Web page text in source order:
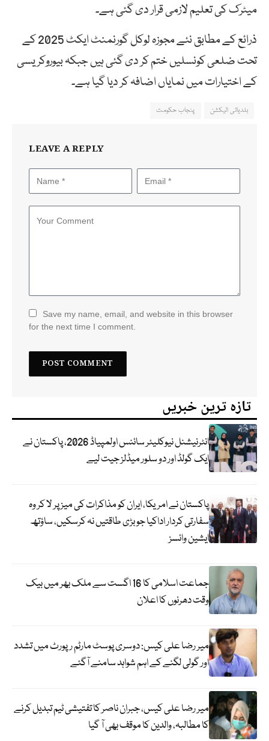
میٹرک کی تعلیم لازمی قرار دی گئی ہے۔
ذرائع کے مطابق نئے مجوزہ لوکل گورنمنٹ ایکٹ 2025 کے
تحت ضلعی کونسلیں ختم کر دی گئی ہیں جبکہ بیوروکریسی
کے اختیارات میں نمایاں اضافہ کر دیا گیا ہے۔
بلدیاتی الیکشن پنجاب حکومت
LEAVE A REPLY
Save my name, email, and website in this browser
for the next time I comment.
تازہ ترین خبریں
انٹرنیشنل نیوکلیئر سائنس اولمپیاڈ 2026، پاکستان نے
ایک گولڈ اور دو سلور میڈلز جیت لیے
پاکستان نے امریکا، ایران کو مذاکرات کی میز پر لا کر وہ
سفارتی کردار اداکیا جو بڑی طاقتیں نہ کرسکیں، ساؤتھ
ایشین وائسز
جماعت اسلامی کا 16 اگست سے ملک بھر میں بیک
وقت دھرنوں کا اعلان
میر رضا علی کیس: دوسری پوسٹ مارٹم رپورٹ میں تشدد
اور گولی لگنے کے اہم شواہد سامنے آگئے
میر رضا علی کیس، جبران ناصر کا تفتیشی ٹیم تبدیل کرنے
کا مطالبہ، والدین کا موقف بھی آ گیا